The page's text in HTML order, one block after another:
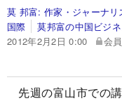
莫 邦富: 作家・ジャーナリ
国際
莫邦富の中国ビジ
2012年2月2日 0:00
会
先週の富山市での